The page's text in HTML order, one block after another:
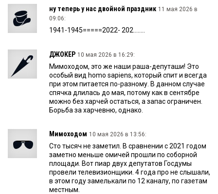
ну теперь у нас двойной праздник 11 мая 2026 в
09:06:
1941-1945=====2022- 202........
ДЖОКЕР 10 мая 2026 в 16:29:
Мимоходом, это же наши раша-депуташи! Это
особый вид homo sapiens, который спит и всегда
при этом питается по-разному. В данном случае
спячка длилась до мая, потому как в сентябре
можно без харчей остаться, а запас ограничен.
Борьба за харчевню, однако.
Мимоходом 10 мая 2026 в 13:56:
Сто тысяч не заметил. В сравнении с 2021 годом
заметно меньше омичей прошли по соборной
площади. Вот пиар двух депутатов Госдумы
провели телевизионщики. 4 года про не слышали,
в этом году замелькали по 12 каналу, по газетам
местным.